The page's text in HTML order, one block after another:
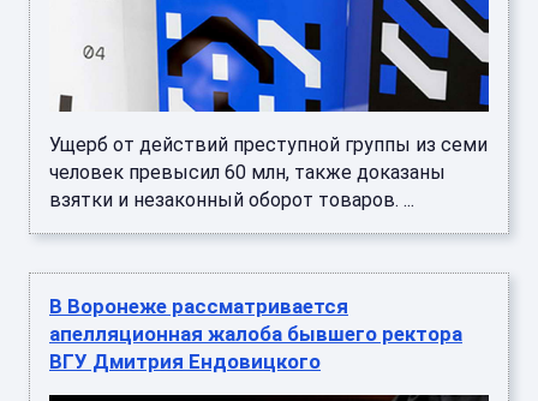
Ущерб от действий преступной группы из семи
человек превысил 60 млн, также доказаны
взятки и незаконный оборот товаров. ...
В Воронеже рассматривается
апелляционная жалоба бывшего ректора
ВГУ Дмитрия Ендовицкого